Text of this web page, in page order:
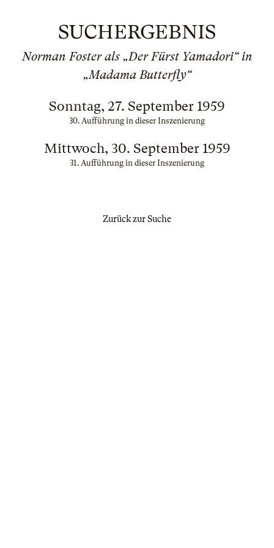
SUCHERGEBNIS
Norman Foster als „Der Fürst Yamadori“ in
„Madama Butterfly“
Sonntag, 27. September 1959
30. Aufführung in dieser Inszenierung
Mittwoch, 30. September 1959
31. Aufführung in dieser Inszenierung
Zurück zur Suche